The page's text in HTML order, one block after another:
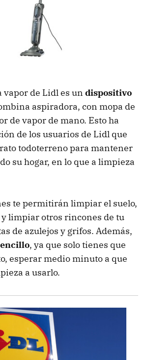
vapor de Lidl es un dispositivo
aspiradora, con mopa de
de vapor de mano. Esto ha
de los usuarios de Lidl que
todoterreno para mantener
su hogar, en lo que a limpieza
te permitirán limpiar el suelo,
y limpiar otros rincones de tu
de azulejos y grifos. Además,
, ya que solo tienes que
esperar medio minuto a que
a usarlo.